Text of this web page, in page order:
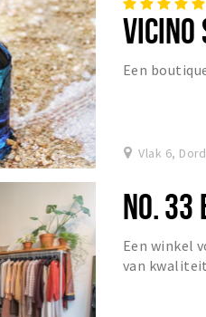
VICINO
Een
Vlak 6,
NO. 33
Een winkel
van